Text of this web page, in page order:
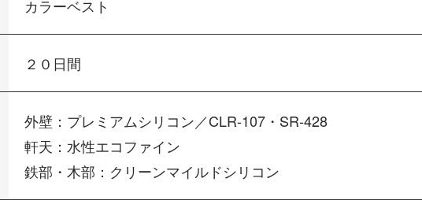
カラーベスト
２０日間
外壁：プレミアムシリコン／CLR-107・SR-428
軒天：水性エコファイン
鉄部・木部：クリーンマイルドシリコン